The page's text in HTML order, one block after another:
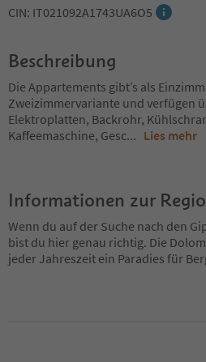
CIN: IT021092A1743UA6O5
Beschreibung
Die Appartements gibt’s als
Zweizimmervariante und verfügen
Elektroplatten, Backrohr,
Kaffeemaschine, Gesc... Lies mehr
Informationen zur
Wenn du auf der Suche nach den
bist du hier genau richtig. Die
jeder Jahreszeit ein Paradies für